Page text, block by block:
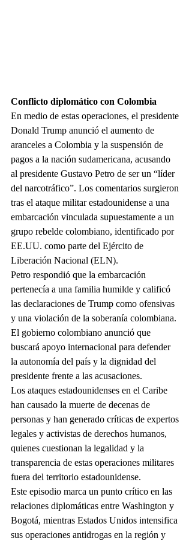
Conflicto diplomático con Colombia
En medio de estas operaciones, el presidente
Donald Trump anunció el aumento de
aranceles a Colombia y la suspensión de
pagos a la nación sudamericana, acusando
al presidente Gustavo Petro de ser un “líder
del narcotráfico”. Los comentarios surgieron
tras el ataque militar estadounidense a una
embarcación vinculada supuestamente a un
grupo rebelde colombiano, identificado por
EE.UU. como parte del Ejército de
Liberación Nacional (ELN).
Petro respondió que la embarcación
pertenecía a una familia humilde y calificó
las declaraciones de Trump como ofensivas
y una violación de la soberanía colombiana.
El gobierno colombiano anunció que
buscará apoyo internacional para defender
la autonomía del país y la dignidad del
presidente frente a las acusaciones.
Los ataques estadounidenses en el Caribe
han causado la muerte de decenas de
personas y han generado críticas de expertos
legales y activistas de derechos humanos,
quienes cuestionan la legalidad y la
transparencia de estas operaciones militares
fuera del territorio estadounidense.
Este episodio marca un punto crítico en las
relaciones diplomáticas entre Washington y
Bogotá, mientras Estados Unidos intensifica
sus operaciones antidrogas en la región y